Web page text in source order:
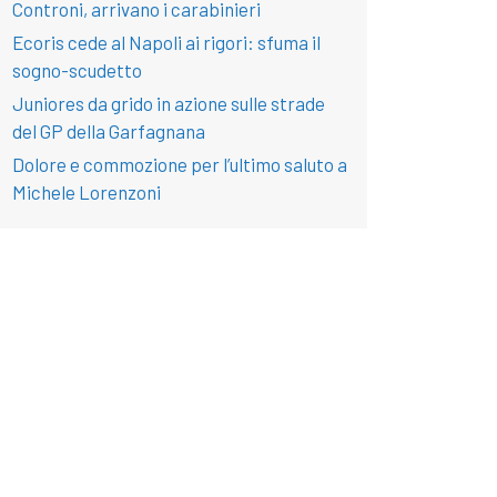
Controni, arrivano i carabinieri
Ecoris cede al Napoli ai rigori: sfuma il
sogno-scudetto
Juniores da grido in azione sulle strade
del GP della Garfagnana
Dolore e commozione per l’ultimo saluto a
Michele Lorenzoni